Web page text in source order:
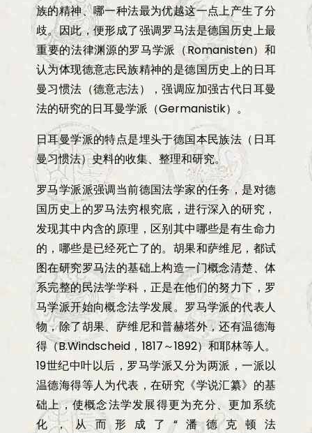
族的精神、哪一种法最为优越这一点上产生了分
歧。因此，便形成了强调罗马法是德国历史上最
重要的法律渊源的罗马学派（Romanisten）和
认为体现德意志民族精神的是德国历史上的日耳
曼习惯法（德意志法），强调应加强古代日耳曼
法的研究的日耳曼学派（Germanistik）。
日耳曼学派的特点是埋头于德国本民族法（日耳
曼习惯法）史料的收集、整理和研究。
罗马学派派强调当前德国法学家的任务，是对德
国历史上的罗马法穷根究底，进行深入的研究，
发现其中内含的原理，区别其中哪些是有生命力
的，哪些是已经死亡了的。胡果和萨维尼，都试
图在研究罗马法的基础上构造一门概念清楚、体
系完整的民法学学科，正是在他们的努力下，罗
马学派开始向概念法学发展。罗马学派的代表人
物，除了胡果、萨维尼和普赫塔外，还有温德海
得（B.Windscheid ， 1817～1892）和耶林等人。
19世纪中叶以后，罗马学派又分为两派，一派以
温德海得等人为代表，在研究《学说汇纂》的基
础上，使概念法学发展得更为充分、更加系统
化，从而形成了“ 潘德克顿法